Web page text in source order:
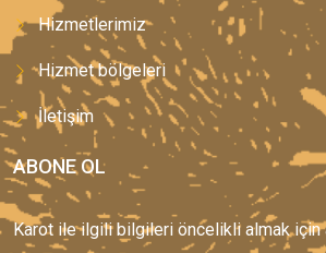
Hizmetlerimiz
Hizmet bölgeleri
İletişim
ABONE OL
Karot ile ilgili bilgileri öncelikli almak için